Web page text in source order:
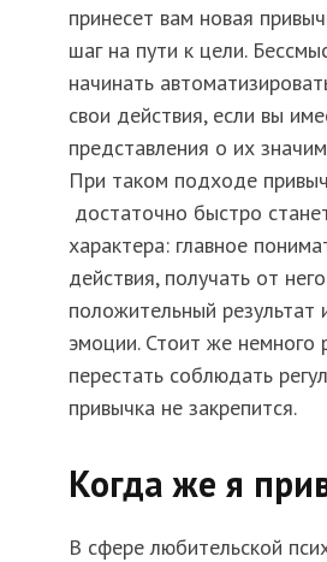
принесет вам новая
шаг на пути к цели.
начинать
свои действия, если вы
представления о их
При таком подходе
достаточно быстро
характера: главное
действия, получать от него
положительный результат
эмоции. Стоит же немного
перестать соблюдать
привычка не закрепится.
Когда же я
В сфере любительской